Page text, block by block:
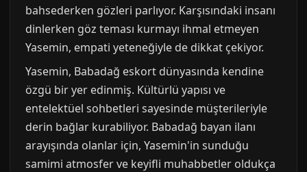
bahsederken gözleri parlıyor. Karşısındaki insanı
dinlerken göz teması kurmayı ihmal etmeyen
Yasemin, empati yeteneğiyle de dikkat çekiyor.
Yasemin, Babadağ eskort dünyasında kendine
özgü bir yer edinmiş. Kültürlü yapısı ve
entelektüel sohbetleri sayesinde müşterileriyle
derin bağlar kurabiliyor. Babadağ bayan ilanı
arayışında olanlar için, Yasemin'in sunduğu
samimi atmosfer ve keyifli muhabbetler oldukça